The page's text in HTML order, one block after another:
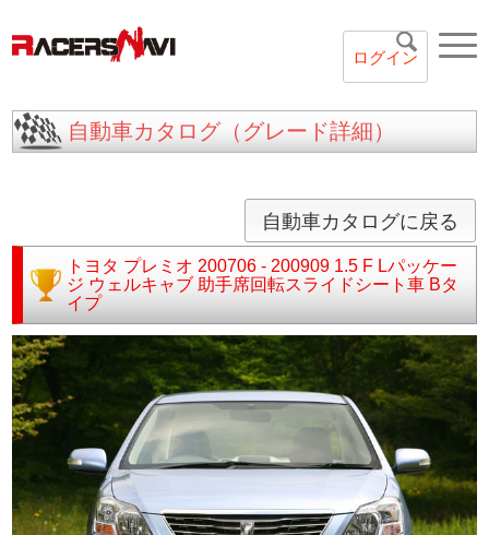
ログイン
自動車カタログ（グレード詳細）
自動車カタログに戻る
トヨタ プレミオ 200706 - 200909 1.5 F Lパッケー
ジ ウェルキャブ 助手席回転スライドシート車 Bタ
イプ